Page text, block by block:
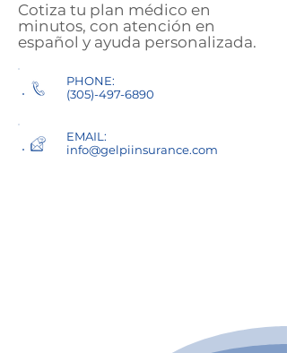
Cotiza tu plan médico en
minutos, con atención en
español y ayuda personalizada.
PHONE:
(305)-497-6890
EMAIL:
info@gelpiinsurance.com